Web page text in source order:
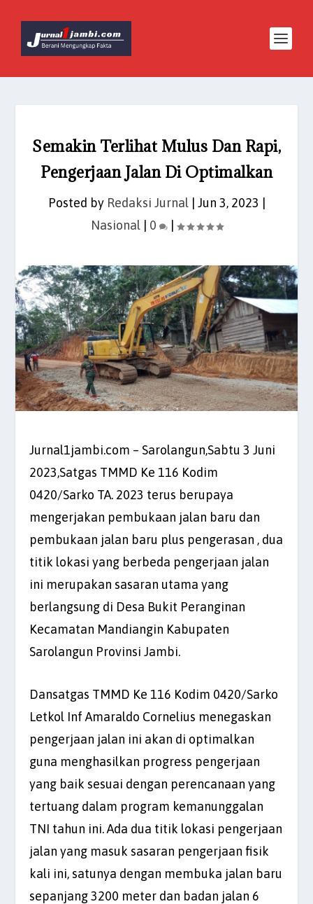
Semakin Terlihat Mulus Dan Rapi,
Pengerjaan Jalan Di Optimalkan
Posted by Redaksi Jurnal| Jun 3, 2023
Nasional| 0 |
Jurnal1jambi.com – Sarolangun,Sabtu 3 Juni
2023,Satgas TMMD Ke 116 Kodim
0420/Sarko TA. 2023 terus berupaya
mengerjakan pembukaan jalan baru dan
pembukaan jalan baru plus pengerasan , dua
titik lokasi yang berbeda pengerjaan jalan
ini merupakan sasaran utama yang
berlangsung di Desa Bukit Peranginan
Kecamatan Mandiangin Kabupaten
Sarolangun Provinsi Jambi.
Dansatgas TMMD Ke 116 Kodim 0420/Sarko
Letkol Inf Amaraldo Cornelius menegaskan
pengerjaan jalan ini akan di optimalkan
guna menghasilkan progress pengerjaan
yang baik sesuai dengan perencanaan yang
tertuang dalam program kemanunggalan
TNI tahun ini. Ada dua titik lokasi pengerjaan
jalan yang masuk sasaran pengerjaan fisik
kali ini, satunya dengan membuka jalan baru
sepanjang 3200 meter dan badan jalan 6